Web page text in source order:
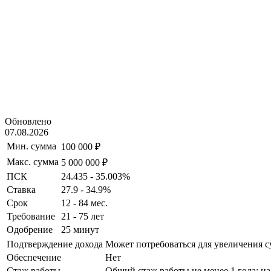
Обновлено
07.08.2026
Мин. сумма 100 000 ₽
Макс. сумма 5 000 000 ₽
ПСК
24.435 - 35.003%
Ставка
27.9 - 34.9%
Срок
12 - 84 мес.
Требование
21 - 75 лет
Одобрение
25 минут
Подтверждение дохода Может потребоваться для увеличения
Обеспечение
Нет